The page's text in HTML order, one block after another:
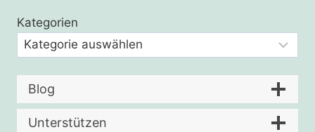
Kategorien
Blog
Unterstützen